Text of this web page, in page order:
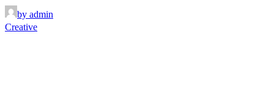
by admin
Creative